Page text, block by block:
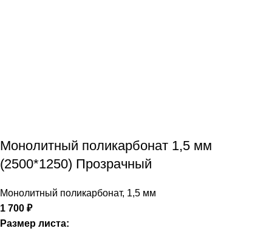
Монолитный поликарбонат 1,5 мм
(2500*1250) Прозрачный
Монолитный поликарбонат, 1,5 мм
1 700 ₽
Размер листа: